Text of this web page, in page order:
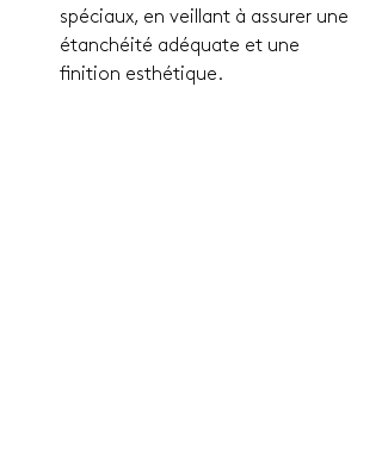
spéciaux, en veillant à assurer une
étanchéité adéquate et une
finition esthétique.